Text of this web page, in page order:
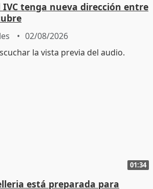
tenga nueva dirección entre
02/08/2026
01:34
está preparada para